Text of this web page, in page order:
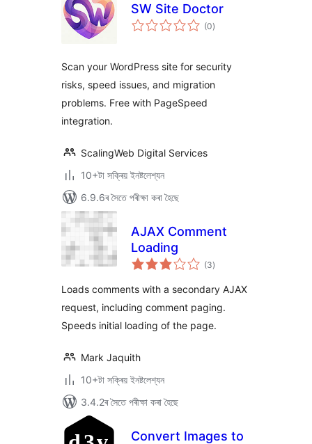
SW Site Doctor
(0টা
মুঠ)
Scan your WordPress site for security
risks, speed issues, and migration
problems. Free with PageSpeed
integration.
ScalingWeb Digital Services
10+টা সক্ৰিয় ইনষ্টলেশ্যন
6.9.6ৰ সৈতে পৰীক্ষা কৰা হৈছে
AJAX Comment
Loading
(3টা
মুঠ)
Loads comments with a secondary AJAX
request, including comment paging.
Speeds initial loading of the page.
Mark Jaquith
10+টা সক্ৰিয় ইনষ্টলেশ্যন
3.4.2ৰ সৈতে পৰীক্ষা কৰা হৈছে
Convert Images to